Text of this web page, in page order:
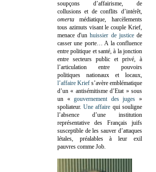
soupçons d’affairisme, de
collusions et de conflits d’intérêt,
omertamédiatique, harcèlements
tous azimuts visant le couple Krief,
menace d'unhuissier de justicede
casser une porte… A la confluence
entre politique et santé, à la jonction
entre secteurs public et privé, à
l’articulation entre pouvoirs
politiques nationaux et locaux,
l’affaire Krief s’avère emblématique
d’un « antisémitisme d’Etat » sous
un «gouvernement des juges »
spoliateur.Une affaire qui souligne
l’absence d’une institution
représentative des Français juifs
susceptible de les sauver d’attaques
létales, préalables à leur exil
pauvres comme Job.